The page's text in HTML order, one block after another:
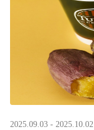
2025.09.03 - 2025.10.02